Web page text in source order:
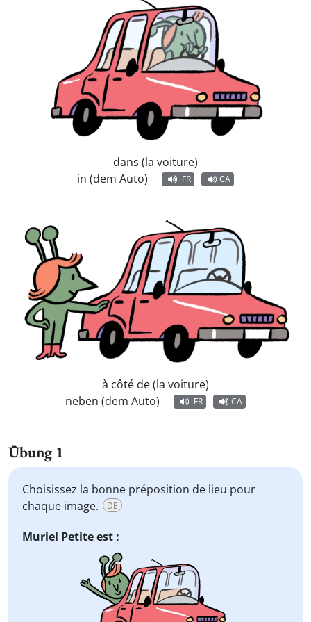
dans (la voiture)
in (dem Auto)
FR CA
à côté de (la voiture)
neben (dem Auto)
FR CA
Übung 1
Choisissez la bonne préposition de lieu pour
chaque image.
DE
Muriel Petite est :